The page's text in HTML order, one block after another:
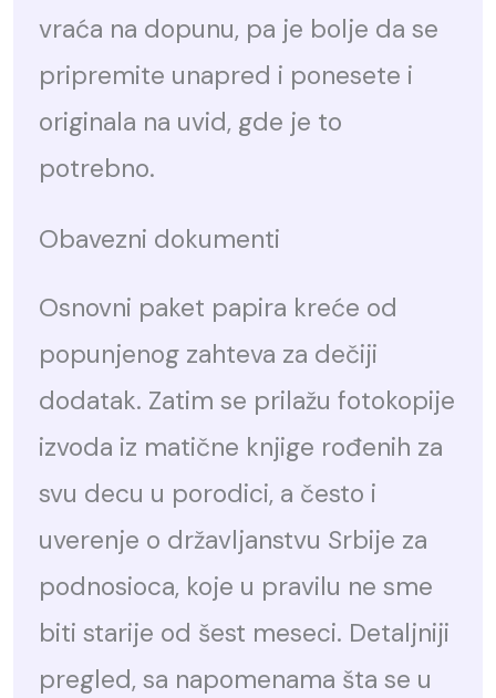
vraća na dopunu, pa je bolje da se
pripremite unapred i ponesete i
originala na uvid, gde je to
potrebno.
Obavezni dokumenti
Osnovni paket papira kreće od
popunjenog zahteva za dečiji
dodatak. Zatim se prilažu fotokopije
izvoda iz matične knjige rođenih za
svu decu u porodici, a često i
uverenje o državljanstvu Srbije za
podnosioca, koje u pravilu ne sme
biti starije od šest meseci. Detaljniji
pregled, sa napomenama šta se u